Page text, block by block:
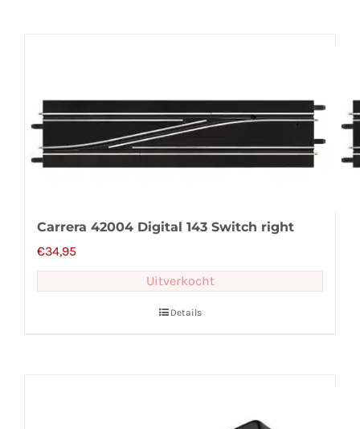
Carrera 42004 Digital 143 Switch right
€34,95
Uitverkocht
Details